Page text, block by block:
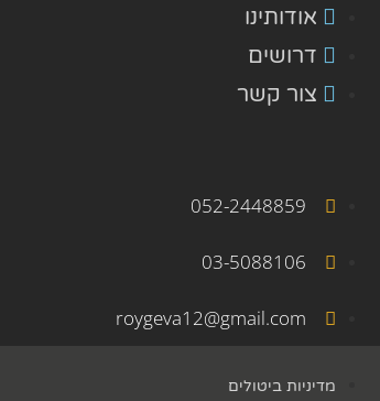
אודותינו
דרושים
צור קשר
052-2448859
03-5088106
roygeva12@gmail.com
מדיניות ביטולים